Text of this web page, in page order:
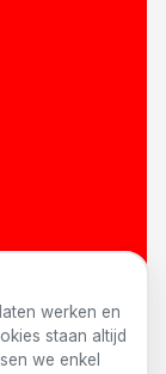
werken en
staan altijd
we enkel